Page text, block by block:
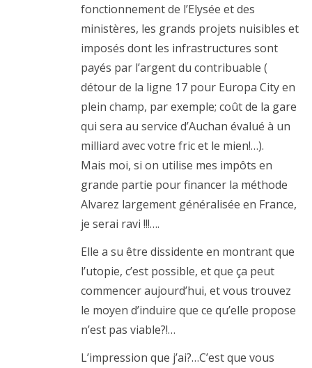
fonctionnement de l’Elysée et des
ministères, les grands projets nuisibles et
imposés dont les infrastructures sont
payés par l’argent du contribuable (
détour de la ligne 17 pour Europa City en
plein champ, par exemple; coût de la gare
qui sera au service d’Auchan évalué à un
milliard avec votre fric et le mien!…).
Mais moi, si on utilise mes impôts en
grande partie pour financer la méthode
Alvarez largement généralisée en France,
je serai ravi !!!….
Elle a su être dissidente en montrant que
l’utopie, c’est possible, et que ça peut
commencer aujourd’hui, et vous trouvez
le moyen d’induire que ce qu’elle propose
n’est pas viable?!…
L’impression que j’ai?…C’est que vous